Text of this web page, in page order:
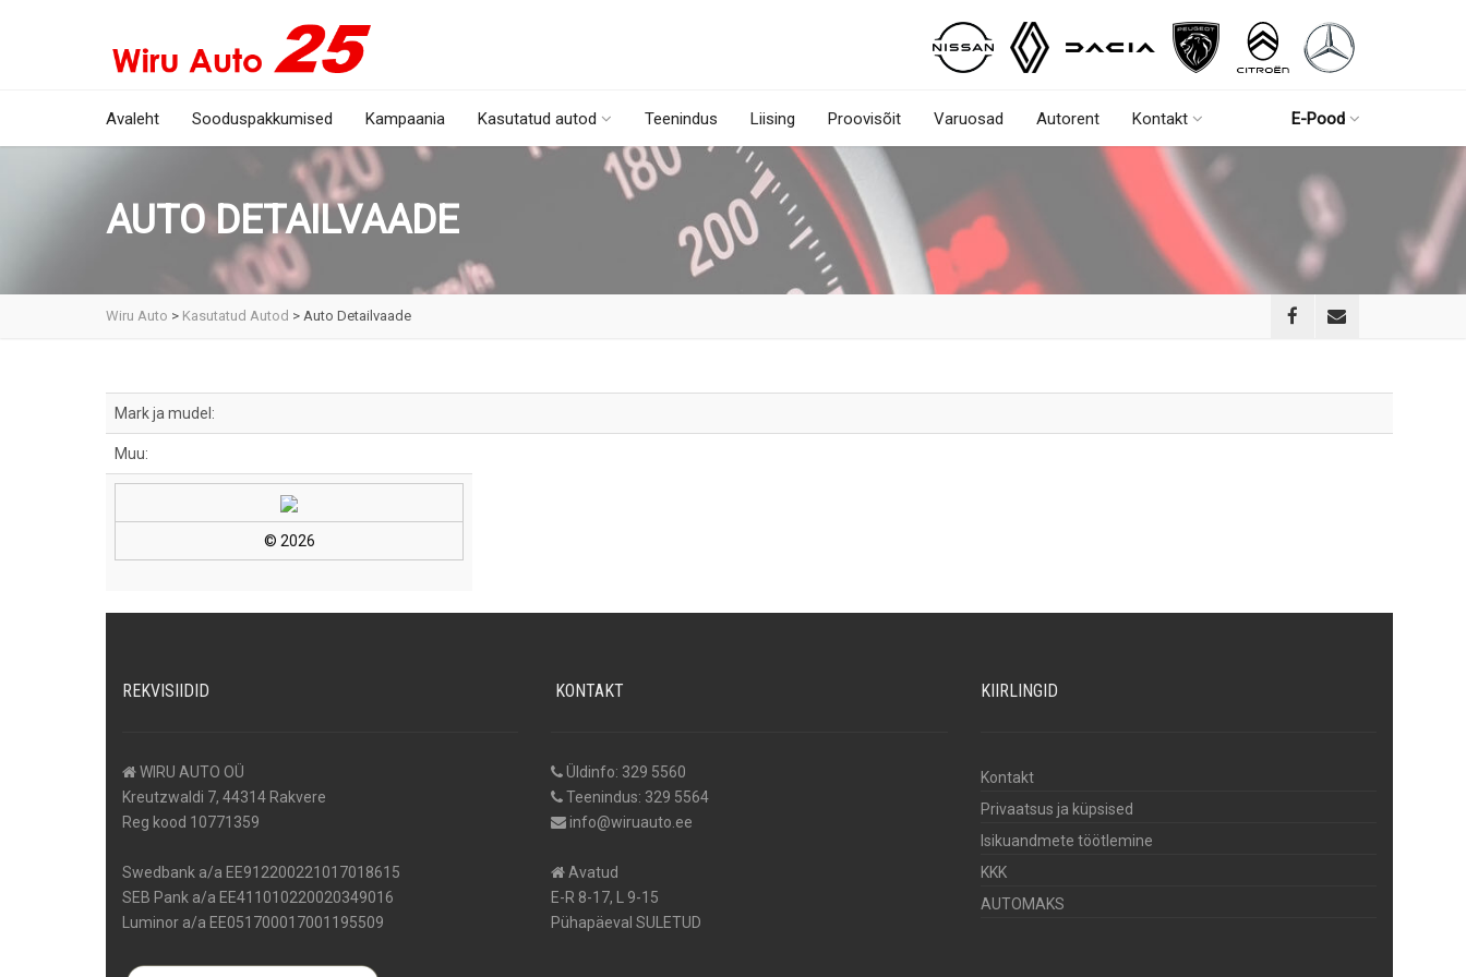
Avaleht Sooduspakkumised Kampaania Kasutatud autod Teenindus Liising Proovisõit Varuosad Autorent Kontakt E-Pood
AUTO DETAILVAADE
Wiru Auto > Kasutatud Autod > Auto Detailvaade
Mark ja mudel:
Muu:
© 2026
REKVISIIDID
WIRU AUTO OÜ
Kreutzwaldi 7, 44314 Rakvere
Reg kood 10771359
Swedbank a/a EE912200221017018615
SEB Pank a/a EE411010220020349016
Luminor a/a EE051700017001195509
KONTAKT
Üldinfo: 329 5560
Teenindus: 329 5564
info@wiruauto.ee
Avatud
E-R 8-17, L 9-15
Pühapäeval SULETUD
KIIRLINGID
Kontakt
Privaatsus ja küpsised
Isikuandmete töötlemine
KKK
AUTOMAKS